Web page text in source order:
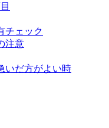
チェック
注意
いだ方がよい時